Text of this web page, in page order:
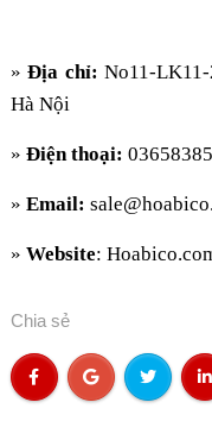
»Địa chỉ: No11-
Hà Nội
» Điện thoại:
» Email:
» Website:
Chia sẻ